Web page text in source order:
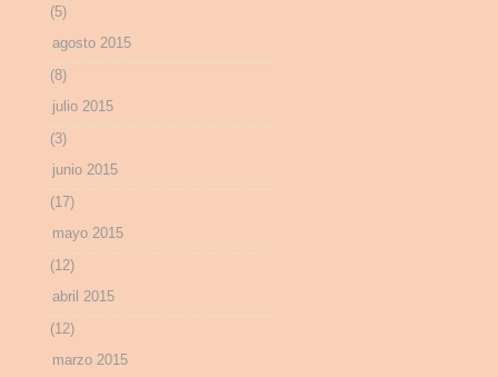
(5)
agosto 2015
(8)
julio 2015
(3)
junio 2015
(17)
mayo 2015
(12)
abril 2015
(12)
marzo 2015